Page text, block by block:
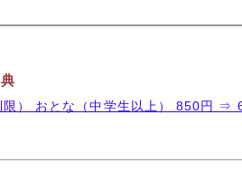
限） おとな（中学生以上） 850円 ⇒